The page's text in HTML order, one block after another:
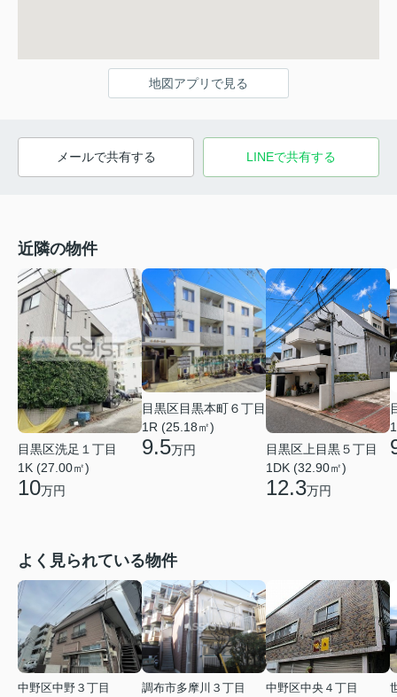
地図アプリで見る
メールで共有する LINEで共有する
近隣の物件
目黒区洗足１丁目
1K (27.00㎡)
10万円
目黒区目黒本町６丁目
1R (25.18㎡)
9.5万円
目黒区上目黒５丁目
1DK (32.90㎡)
12.3万円
よく見られている物件
中野区中野３丁目
調布市多摩川３丁目
中野区中央４丁目